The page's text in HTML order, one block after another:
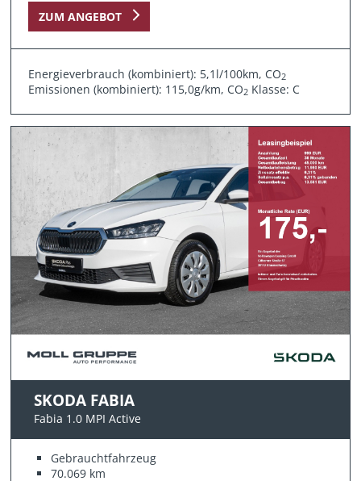
ZUM ANGEBOT
Energieverbrauch (kombiniert): 5,1l/100km, CO2
Emissionen (kombiniert): 115,0g/km, CO2 Klasse: C
SKODA FABIA
Fabia 1.0 MPI Active
Gebrauchtfahrzeug
70.069 km